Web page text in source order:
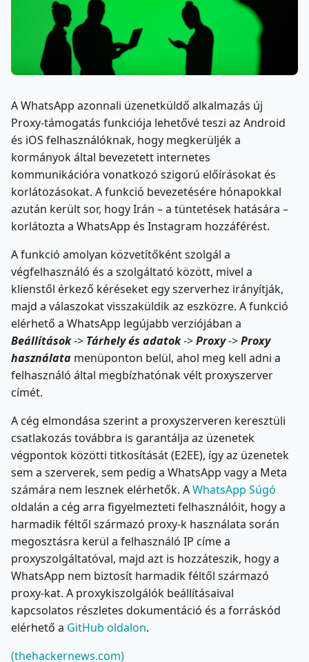
A WhatsApp azonnali üzenetküldő alkalmazás új
Proxy-támogatás funkciója lehetővé teszi az Android
és iOS felhasználóknak, hogy megkerüljék a
kormányok által bevezetett internetes
kommunikációra vonatkozó szigorú előírásokat és
korlátozásokat. A funkció bevezetésére hónapokkal
azután került sor, hogy Irán – a tüntetések hatására –
korlátozta a WhatsApp és Instagram hozzáférést.
A funkció amolyan közvetítőként szolgál a
végfelhasználó és a szolgáltató között, mivel a
klienstől érkező kéréseket egy szerverhez irányítják,
majd a válaszokat visszaküldik az eszközre. A funkció
elérhető a WhatsApp legújabb verziójában a
Beállítások-> Tárhely és adatok->Proxy->Proxy
használata menüponton belül, ahol meg kell adni a
felhasználó által megbízhatónak vélt proxyszerver
címét.
A cég elmondása szerint a proxyszerveren keresztüli
csatlakozás továbbra is garantálja az üzenetek
végpontok közötti titkosítását (E2EE), így az üzenetek
sem a szerverek, sem pedig a WhatsApp vagy a Meta
számára nem lesznek elérhetők. AWhatsApp Súgó
oldalán a cég arra figyelmezteti felhasználóit, hogy a
harmadik féltől származó proxy-k használata során
megosztásra kerül a felhasználó IP címe a
proxyszolgáltatóval, majd azt is hozzáteszik, hogy a
WhatsApp nem biztosít harmadik féltől származó
proxy-kat. A proxykiszolgálók beállításaival
kapcsolatos részletes dokumentáció és a forráskód
elérhető a GitHub oldalon.
(thehackernews.com)